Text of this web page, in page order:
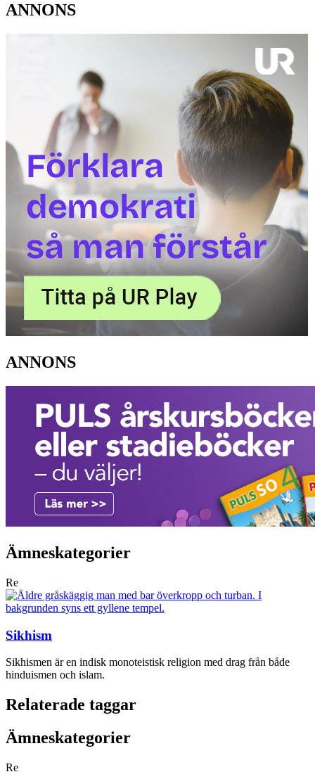
ANNONS
ANNONS
Ämneskategorier
Re
Sikhism
Sikhismen är en indisk monoteistisk religion med drag från både
hinduismen och islam.
Relaterade taggar
Ämneskategorier
Re